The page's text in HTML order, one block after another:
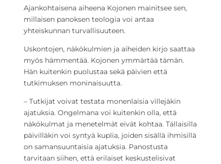
Ajankohtaisena aiheena Kojonen mainitsee sen,
millaisen panoksen teologia voi antaa
yhteiskunnan turvallisuuteen.
Uskontojen, näkökulmien ja aiheiden kirjo saattaa
myös hämmentää. Kojonen ymmärtää tämän.
Hän kuitenkin puolustaa sekä päivien että
tutkimuksen moninaisuutta.
– Tutkijat voivat testata monenlaisia villejäkin
ajatuksia. Ongelmana voi kuitenkin olla, että
näkökulmat ja menetelmät eivät kohtaa. Tällaisilla
päivilläkin voi syntyä kuplia, joiden sisällä ihmisillä
on samansuuntaisia ajatuksia. Panostusta
tarvitaan siihen, että erilaiset keskustelisivat